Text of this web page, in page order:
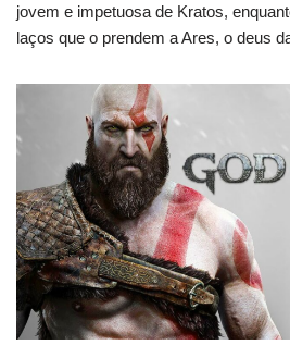
jovem e impetuosa de Kratos,
laços que o prendem a Ares, o deus